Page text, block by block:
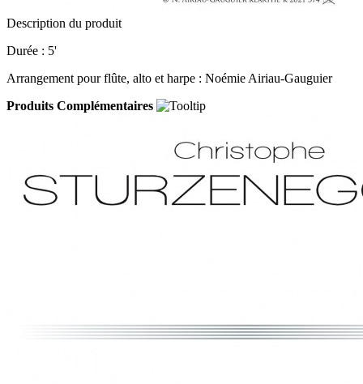
Description du produit
Durée : 5'
Arrangement pour flûte, alto et harpe : Noémie Airiau-Gauguier
Produits Complémentaires